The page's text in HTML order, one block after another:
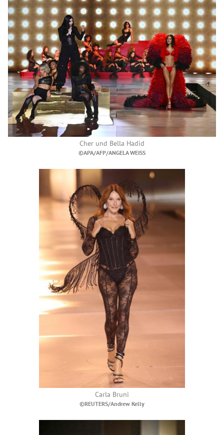
Cher und Bella Hadid
©APA/AFP/ANGELA WEISS
Carla Bruni
©REUTERS/Andrew Kelly